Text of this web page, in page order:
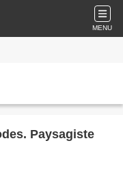
MENU
Paysagiste